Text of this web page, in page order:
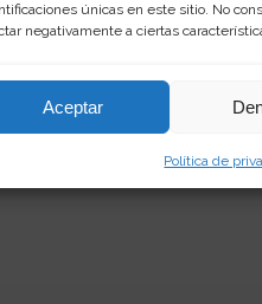
únicas en este sitio. No
negativamente a ciertas
Aceptar
Política de
amante de las
en